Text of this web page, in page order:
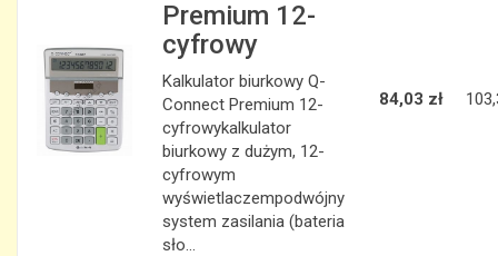
Premium 12-
cyfrowy
Kalkulator biurkowy Q-
Connect Premium 12-
cyfrowykalkulator
biurkowy z dużym, 12-
cyfrowym
wyświetlaczempodwójny
system zasilania (bateria
sło...
84,03 zł